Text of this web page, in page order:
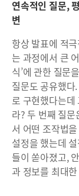
연속적인 질문,
변
항상 발표에 적
는 과정에서 큰
식’에 관한 질문
질문도 공유했다
로 구현했다는데
라? 두 번째 질
서 어떤 조작법
설정을 했는데
들이 쏟아졌고,
과 정보를 최대